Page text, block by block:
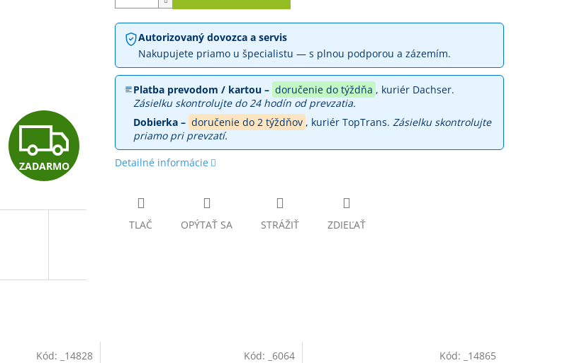
Z
A
A
R
ZADARMO
Autorizovaný dovozca a servis
Nakupujete priamo u špecialistu — s plnou podporou a zázemím.
Platba prevodom / kartou – doručenie do týždňa , kuriér Dachser.
Zásielku skontrolujte do 24 hodín od prevzatia.
Dobierka – doručenie do 2 týždňov , kuriér TopTrans.Zásielku skontrolujte
priamo pri prevzatí.
Detailné informácie
TLAČ OPÝTAŤ SA STRÁŽIŤ ZDIEĽAŤ
Kód: _14828 Kód: _6064 Kód: _14865